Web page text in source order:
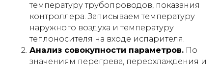
температуру трубопроводов, показания
контроллера. Записываем температуру
наружного воздуха и температуру
теплоносителя на входе испарителя.
Анализ совокупности параметров. По
значениям перегрева, переохлаждения и